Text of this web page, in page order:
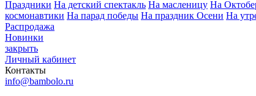
Праздники На детский спектакль На масленицу На
космонавтики На парад победы На праздник Осени На
Распродажа
Новинки
закрыть
Личный кабинет
Контакты
info@bambolo.ru